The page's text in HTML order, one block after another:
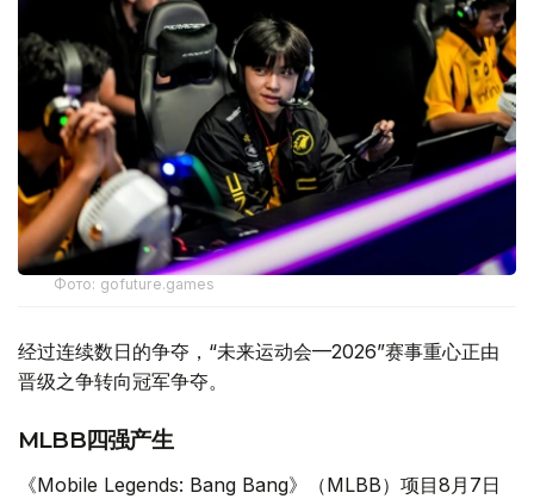
Фото: gofuture.games
经过连续数日的争夺，“未来运动会—2026”赛事重心正由
晋级之争转向冠军争夺。
MLBB四强产生
《Mobile Legends: Bang Bang》（MLBB）项目8月7日